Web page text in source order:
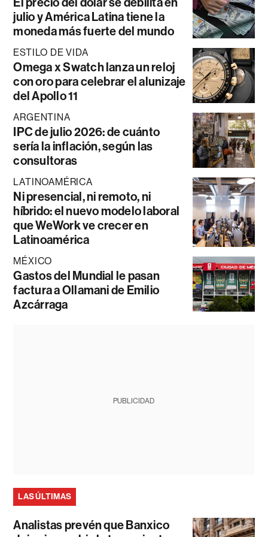
julio y América Latina tiene la
moneda más fuerte del mundo
ESTILO DE VIDA
Omega x Swatch lanza un reloj
con oro para celebrar el alunizaje
del Apollo 11
ARGENTINA
IPC de julio 2026: de cuánto
sería la inflación, según las
consultoras
LATINOAMÉRICA
Ni presencial, ni remoto, ni
híbrido: el nuevo modelo laboral
que WeWork ve crecer en
Latinoamérica
MÉXICO
Gastos del Mundial le pasan
factura a Ollamani de Emilio
Azcárraga
PUBLICIDAD
LAS ÚLTIMAS
Analistas prevén que Banxico